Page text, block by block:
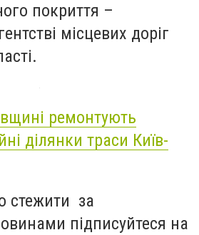
покриття –
місцевих доріг
ремонтують
ділянки траси Київ-
стежити за
підписуйтеся на